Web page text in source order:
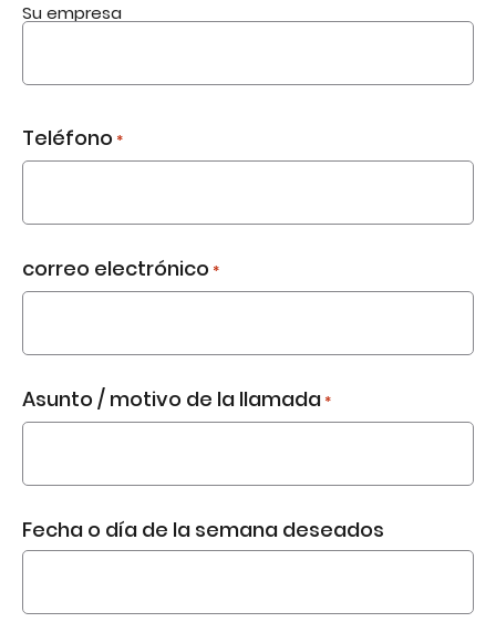
Su empresa
Teléfono *
correo electrónico *
Asunto / motivo de la llamada *
Fecha o día de la semana deseados